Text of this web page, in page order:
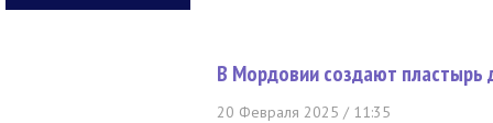
В Мордовии создают пластырь
20 Февраля 2025 / 11:35